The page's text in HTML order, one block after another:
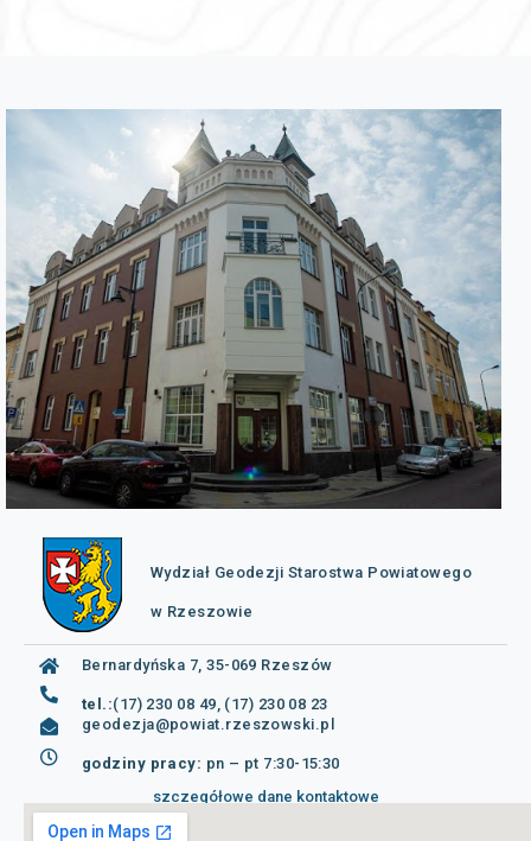
Wydział Geodezji Starostwa Powiatowego
w Rzeszowie
Bernardyńska 7, 35-069 Rzeszów
tel.:(17) 230 08 49, (17) 230 08 23
geodezja@powiat.rzeszowski.pl
godziny pracy: pn – pt 7:30-15:30
szczegółowe dane kontaktowe